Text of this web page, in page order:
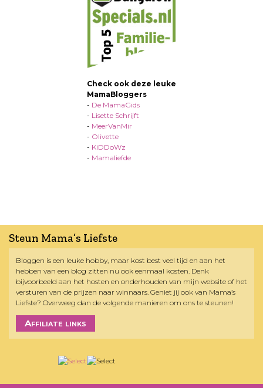
Check ook deze leuke
MamaBloggers
- De MamaGids
- Lisette Schrijft
- MeerVanMir
- Olivette
- KiDDoWz
- Mamaliefde
Steun Mama’s Liefste
Bloggen is een leuke hobby, maar kost best veel tijd en aan het
hebben van een blog zitten nu ook eenmaal kosten. Denk
bijvoorbeeld aan het hosten en onderhouden van mijn website of het
versturen van de prijzen naar winnaars. Geniet jij ook van Mama’s
Liefste? Overweeg dan de volgende manieren om ons te steunen!
Affiliate links